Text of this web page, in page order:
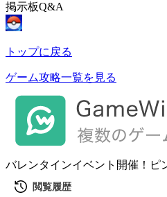
掲示板Q&A
トップに戻る
ゲーム攻略一覧を見る
バレンタインイベント開催！ピ